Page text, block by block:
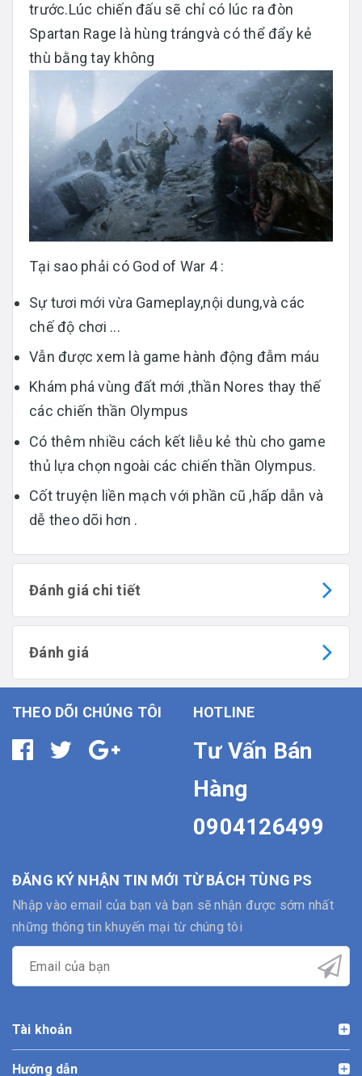
trước.Lúc chiến đấu sẽ chỉ có lúc ra đòn
Spartan Rage là hùng trángvà có thể đẩy kẻ
thù bằng tay không
Tại sao phải có God of War 4 :
Sự tươi mới vừa Gameplay,nội dung,và các
chế độ chơi ...
Vẫn được xem là game hành động đẫm máu
Khám phá vùng đất mới ,thần Nores thay thế
các chiến thần Olympus
Có thêm nhiều cách kết liễu kẻ thù cho game
thủ lựa chọn ngoài các chiến thần Olympus.
Cốt truyện liền mạch với phần cũ ,hấp dẫn và
dễ theo dõi hơn .
Đánh giá chi tiết
Đánh giá
THEO DÕI CHÚNG TÔI HOTLINE
Tư Vấn Bán
Hàng
0904126499
ĐĂNG KÝ NHẬN TIN MỚI TỪ BÁCH TÙNG PS
Nhập vào email của bạn và bạn sẽ nhận được sớm nhất
những thông tin khuyến mại từ chúng tôi
Tài khoản
Hướng dẫn